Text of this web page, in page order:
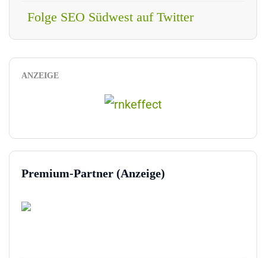
Folge SEO Südwest auf Twitter
ANZEIGE
Premium-Partner (Anzeige)